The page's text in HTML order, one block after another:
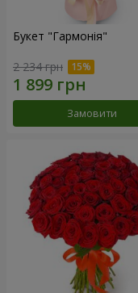
Букет "Гармонія"
2 234 грн
Замовити